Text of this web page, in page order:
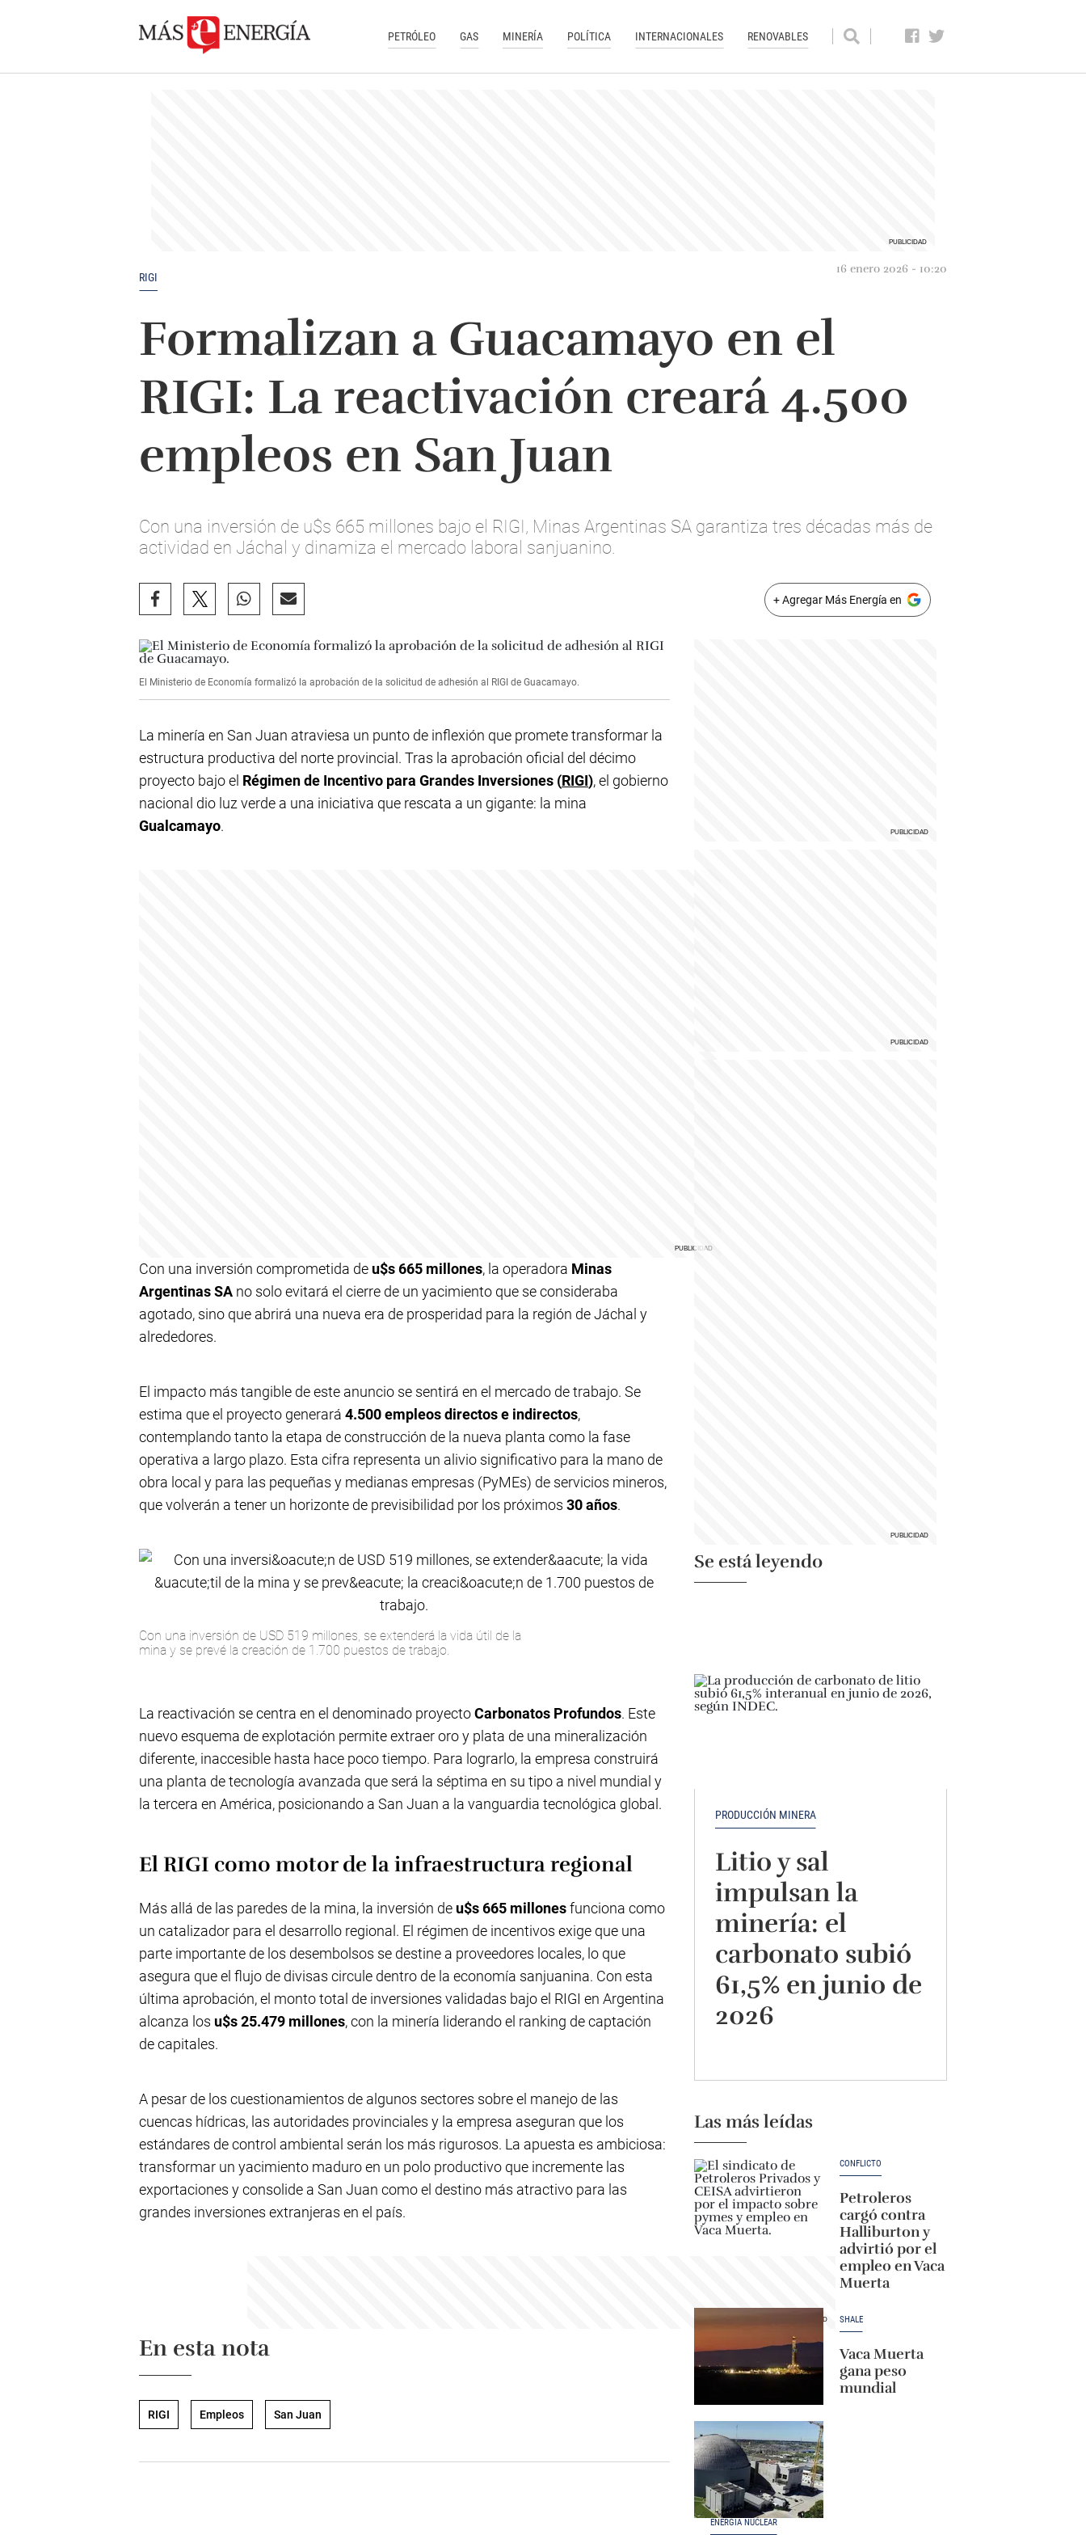
PETRÓLEO GAS MINERÍA POLÍTICA INTERNACIONALES RENOVABLES
RIGI
16 enero 2026 - 10:20
Formalizan a Guacamayo en el
RIGI: La reactivación creará 4.500
empleos en San Juan
Con una inversión de u$s 665 millones bajo el RIGI, Minas Argentinas SA garantiza tres décadas más de
actividad en Jáchal y dinamiza el mercado laboral sanjuanino.
+ Agregar Más Energía en
El Ministerio de Economía formalizó la aprobación de la solicitud de adhesión al RIGI de Guacamayo.
La minería en San Juan atraviesa un punto de inflexión que promete transformar la
estructura productiva del norte provincial. Tras la aprobación oficial del décimo
proyecto bajo el Régimen de Incentivo para Grandes Inversiones (RIGI), el gobierno
nacional dio luz verde a una iniciativa que rescata a un gigante: la mina
Gualcamayo.
Con una inversión comprometida de u$s 665 millones, la operadora Minas
Argentinas SA no solo evitará el cierre de un yacimiento que se consideraba
agotado, sino que abrirá una nueva era de prosperidad para la región de Jáchal y
alrededores.
El impacto más tangible de este anuncio se sentirá en el mercado de trabajo. Se
estima que el proyecto generará 4.500 empleos directos e indirectos,
contemplando tanto la etapa de construcción de la nueva planta como la fase
operativa a largo plazo. Esta cifra representa un alivio significativo para la mano de
obra local y para las pequeñas y medianas empresas (PyMEs) de servicios mineros,
que volverán a tener un horizonte de previsibilidad por los próximos 30 años.
Con una inversión de USD 519 millones, se extenderá la vida útil de la
mina y se prevé la creación de 1.700 puestos de trabajo.
La reactivación se centra en el denominado proyectoCarbonatos Profundos. Este
nuevo esquema de explotación permite extraer oro y plata de una mineralización
diferente, inaccesible hasta hace poco tiempo. Para lograrlo, la empresa construirá
una planta de tecnología avanzada que será la séptima en su tipo a nivel mundial y
la tercera en América, posicionando a San Juan a la vanguardia tecnológica global.
El RIGI como motor de la infraestructura regional
Más allá de las paredes de la mina, la inversión de u$s 665 millonesfunciona como
un catalizador para el desarrollo regional. El régimen de incentivos exige que una
parte importante de los desembolsos se destine a proveedores locales, lo que
asegura que el flujo de divisas circule dentro de la economía sanjuanina. Con esta
última aprobación, el monto total de inversiones validadas bajo el RIGI en Argentina
alcanza los u$s 25.479 millones, con la minería liderando el ranking de captación
de capitales.
A pesar de los cuestionamientos de algunos sectores sobre el manejo de las
cuencas hídricas, las autoridades provinciales y la empresa aseguran que los
estándares de control ambiental serán los más rigurosos. La apuesta es ambiciosa:
transformar un yacimiento maduro en un polo productivo que incremente las
exportaciones y consolide a San Juan como el destino más atractivo para las
grandes inversiones extranjeras en el país.
En esta nota
RIGI Empleos San Juan
Se está leyendo
PRODUCCIÓN MINERA
Litio y sal
impulsan la
minería: el
carbonato subió
61,5% en junio de
2026
Las más leídas
CONFLICTO
Petroleros
cargó contra
Halliburton y
advirtió por el
empleo en Vaca
Muerta
SHALE
Vaca Muerta
gana peso
mundial
ENERGÍA NUCLEAR